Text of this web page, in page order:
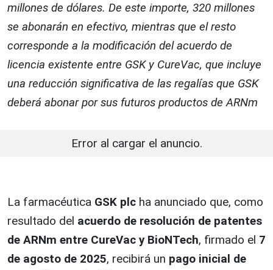
millones de dólares. De este importe, 320 millones
se abonarán en efectivo, mientras que el resto
corresponde a la modificación del acuerdo de
licencia existente entre GSK y CureVac, que incluye
una reducción significativa de las regalías que GSK
deberá abonar por sus futuros productos de ARNm
Error al cargar el anuncio.
La farmacéutica GSK plc ha anunciado que, como
resultado del acuerdo de resolución de patentes
de ARNm entre CureVac y BioNTech, firmado el 7
de agosto de 2025, recibirá un pago inicial de